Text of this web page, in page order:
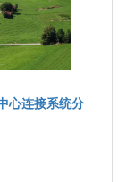
心连接系统分